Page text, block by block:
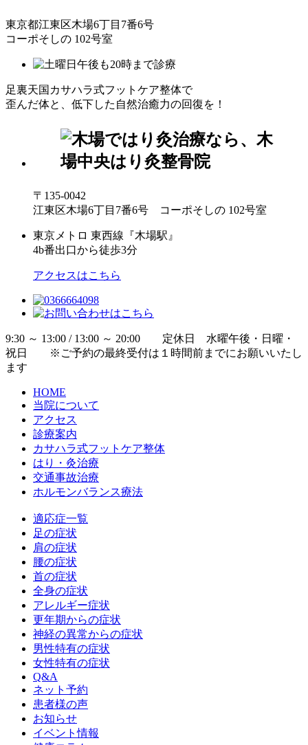
東京都江東区木場6丁目7番6号
コーポそしの 102号室
足裏天国カサハラ式フットケア整体で
歪んだ体と、低下した自然治癒力の回復を！
〒135-0042
江東区木場6丁目7番6号 コーポそしの 102号室
東京メトロ 東西線『木場駅』
4b番出口から徒歩3分
アクセスはこちら
9:30 ～ 13:00 / 13:00 ～ 20:00 定休日 水曜午後・日曜・
祝日 ※ご予約の最終受付は１時間前までにお願いいたし
ます
HOME
当院について
アクセス
診療案内
カサハラ式フットケア整体
はり・灸治療
交通事故治療
ホルモンバランス療法
適応症一覧
足の症状
肩の症状
腰の症状
首の症状
全身の症状
アレルギー症状
更年期からの症状
神経の異常からの症状
男性特有の症状
女性特有の症状
Q&A
ネット予約
患者様の声
お知らせ
イベント情報